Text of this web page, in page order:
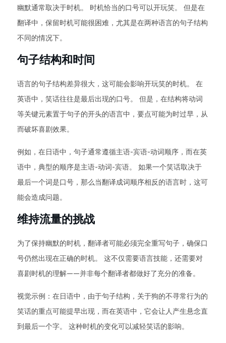
幽默通常取决于时机。 时机恰当的口号可以开玩笑。 但是在
翻译中，保留时机可能很困难，尤其是在两种语言的句子结构
不同的情况下。
句子结构和时间
语言的句子结构差异很大，这可能会影响开玩笑的时机。 在
英语中，笑话往往是最后出现的口号。 但是，在结构将动词
等关键元素置于句子的开头的语言中，要点可能为时过早，从
而破坏喜剧效果。
例如，在日语中，句子通常遵循主语-宾语-动词顺序，而在英
语中，典型的顺序是主语-动词-宾语。 如果一个笑话取决于
最后一个词是口号，那么当翻译成词顺序相反的语言时，这可
能会造成问题。
维持流量的挑战
为了保持幽默的时机，翻译者可能必须完全重写句子，确保口
号仍然出现在正确的时机。 这不仅需要语言技能，还需要对
喜剧时机的理解——并非每个翻译者都做好了充分的准备。
视觉示例：在日语中，由于句子结构，关于狗的不寻常行为的
笑话的重点可能提早出现，而在英语中，它会让人产生悬念直
到最后一个字。 这种时机的变化可以减轻笑话的影响。